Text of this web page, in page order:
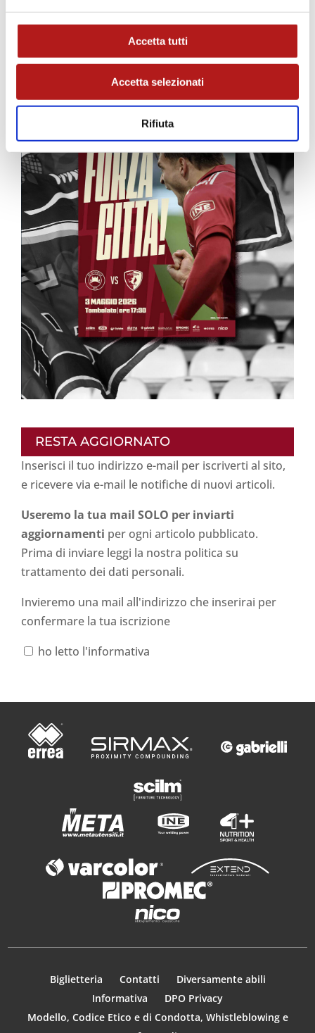
Accetta tutti
Accetta selezionati
Rifiuta
MATCH PROGRAM
RESTA AGGIORNATO
Inserisci il tuo indirizzo e-mail per iscriverti al sito,
e ricevere via e-mail le notifiche di nuovi articoli.
Useremo la tua mail SOLO per inviarti
aggiornamenti per ogni articolo pubblicato.
Prima di inviare leggi la nostra politica su
trattamento dei dati personali.
Invieremo una mail all'indirizzo che inserirai per
confermare la tua iscrizione
ho letto l'informativa
Biglietteria Contatti
Diversamente abili
Informativa
DPO Privacy
Modello, Codice Etico e di Condotta, Whistleblowing e